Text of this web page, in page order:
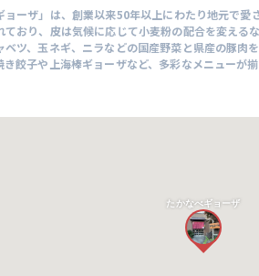
ョーザ」は、創業以来50年以上にわたり地元で
ており、皮は気候に応じて小麦粉の配合を変える
ベツ、玉ネギ、ニラなどの国産野菜と県産の豚肉
き餃子や上海棒ギョーザなど、多彩なメニューが
たかなべギョーザ